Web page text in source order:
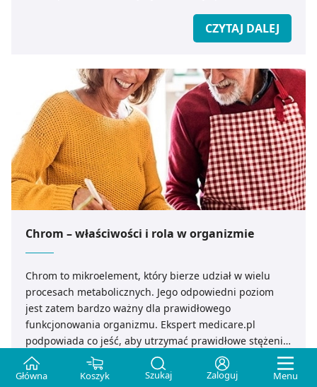
Główna Koszyk Szukaj Zaloguj Menu
CZYTAJ DALEJ
Chrom – właściwości i rola w organizmie
Chrom to mikroelement, który bierze udział w wielu
procesach metabolicznych. Jego odpowiedni poziom
jest zatem bardzo ważny dla prawidłowego
funkcjonowania organizmu. Ekspert medicare.pl
podpowiada co jeść, aby utrzymać prawidłowe stężenie
chromu we krwi.
CZYTAJ DALEJ